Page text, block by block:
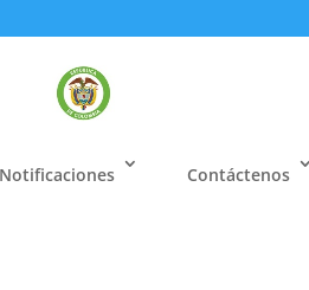
Notificaciones Contáctenos